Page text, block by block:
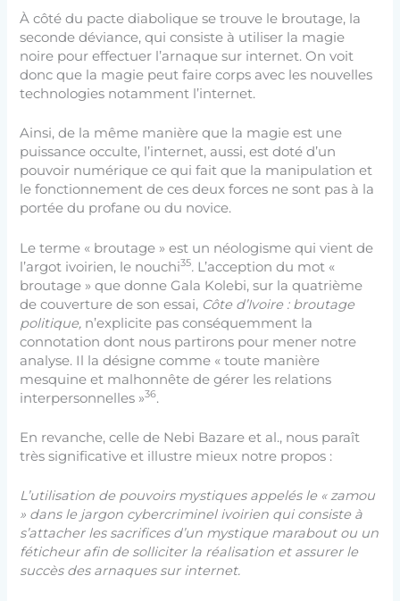
À côté du pacte diabolique se trouve le broutage, la
seconde déviance, qui consiste à utiliser la magie
noire pour effectuer l’arnaque sur internet. On voit
donc que la magie peut faire corps avec les nouvelles
technologies notamment l’internet.
Ainsi, de la même manière que la magie est une
puissance occulte, l’internet, aussi, est doté d’un
pouvoir numérique ce qui fait que la manipulation et
le fonctionnement de ces deux forces ne sont pas à la
portée du profane ou du novice.
Le terme « broutage » est un néologisme qui vient de
l’argot ivoirien, le nouchi35. L’acception du mot «
broutage » que donne Gala Kolebi, sur la quatrième
de couverture de son essai, Côte d’Ivoire : broutage
politique, n’explicite pas conséquemment la
connotation dont nous partirons pour mener notre
analyse. Il la désigne comme « toute manière
mesquine et malhonnête de gérer les relations
interpersonnelles »36.
En revanche, celle de Nebi Bazare et al., nous paraît
très significative et illustre mieux notre propos :
L’utilisation de pouvoirs mystiques appelés le « zamou
» dans le jargon cybercriminel ivoirien qui consiste à
s’attacher les sacrifices d’un mystique marabout ou un
féticheur afin de solliciter la réalisation et assurer le
succès des arnaques sur internet.